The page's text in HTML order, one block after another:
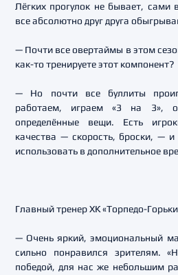
Лёгких прогулок не бывает, сами
все абсолютно друг друга
— Почти все овертаймы в этом
как-то тренируете этот компонент?
— Но почти все буллиты
работаем, играем «3 на 3»,
определённые вещи. Есть
качества — скорость, броски, —
использовать в дополнительное
Главный тренер ХК «Торпедо-
— Очень яркий, эмоциональный
сильно понравился зрителям.
победой, для нас же небольшим